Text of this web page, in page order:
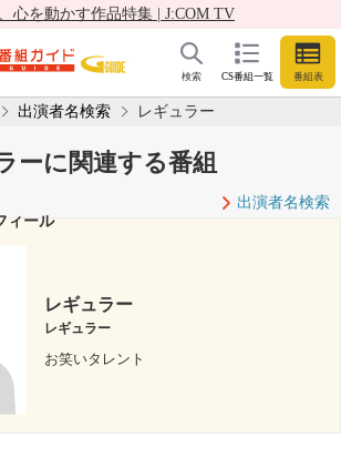
心を動かす作品特集 | J:COM TV
CS番組一覧 番組表
検索
出演者名検索 レギュラー
ーに関連する番組
出演者名検索
ィール
レギュラー
レギュラー
お笑いタレント